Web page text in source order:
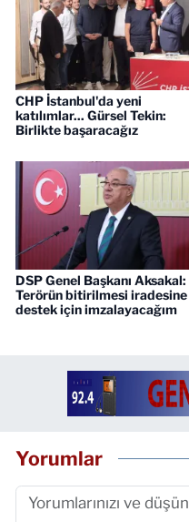
CHP İstanbul'da yeni
katılımlar... Gürsel Tekin:
Birlikte başaracağız
DSP Genel Başkanı Aksakal:
Terörün bitirilmesi iradesine
destek için imzalayacağım
Yorumlar